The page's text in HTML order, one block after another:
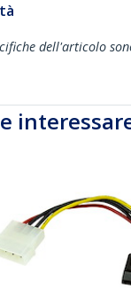
dell'articolo